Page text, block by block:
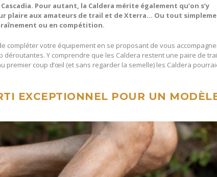
. Pour autant, la Caldera mérite également qu’on s’y
plaire aux amateurs de trail et de Xterra… Ou tout
ou en compétition.
compléter votre équipement en se proposant de vous
Y comprendre que les Caldera restent une paire de
premier coup d’œil (et sans regarder la semelle) les Caldera
EXCEPTIONNEL POUR UN